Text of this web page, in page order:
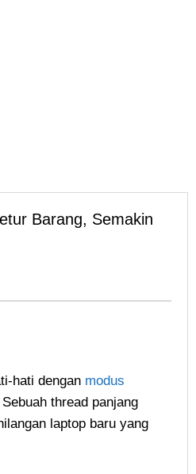
Barang, Semakin
hati dengan modus
thread panjang
laptop baru yang